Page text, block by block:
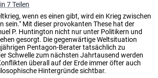
7 Teilen
wenn es einen gibt, wird ein Krieg zwischen
sein." Mit dieser provokanten These hat der
P. Huntington nicht nur unter Politikern und
gesorgt. Die gegenwärtige Weltsituation
Pentagon-Berater tatsächlich zu
Schwelle zum nächsten Jahrtausend werden
überall auf der Erde immer öfter auch
Hintergründe sichtbar.